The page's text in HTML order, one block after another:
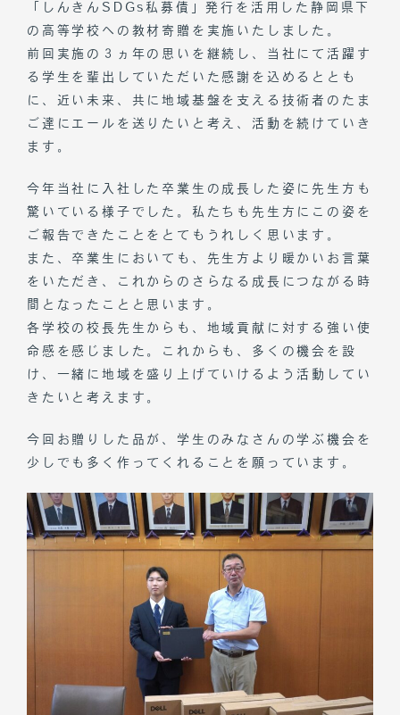
「しんきんSDGs私募債」発行を活用した静岡県下
の高等学校への教材寄贈を実施いたしました。
前回実施の３ヵ年の思いを継続し、当社にて活躍す
る学生を輩出していただいた感謝を込めるととも
に、近い未来、共に地域基盤を支える技術者のたま
ご達にエールを送りたいと考え、活動を続けていき
ます。
今年当社に入社した卒業生の成長した姿に先生方も
驚いている様子でした。私たちも先生方にこの姿を
ご報告できたことをとてもうれしく思います。
また、卒業生においても、先生方より暖かいお言葉
をいただき、これからのさらなる成長につながる時
間となったことと思います。
各学校の校長先生からも、地域貢献に対する強い使
命感を感じました。これからも、多くの機会を設
け、一緒に地域を盛り上げていけるよう活動してい
きたいと考えます。
今回お贈りした品が、学生のみなさんの学ぶ機会を
少しでも多く作ってくれることを願っています。